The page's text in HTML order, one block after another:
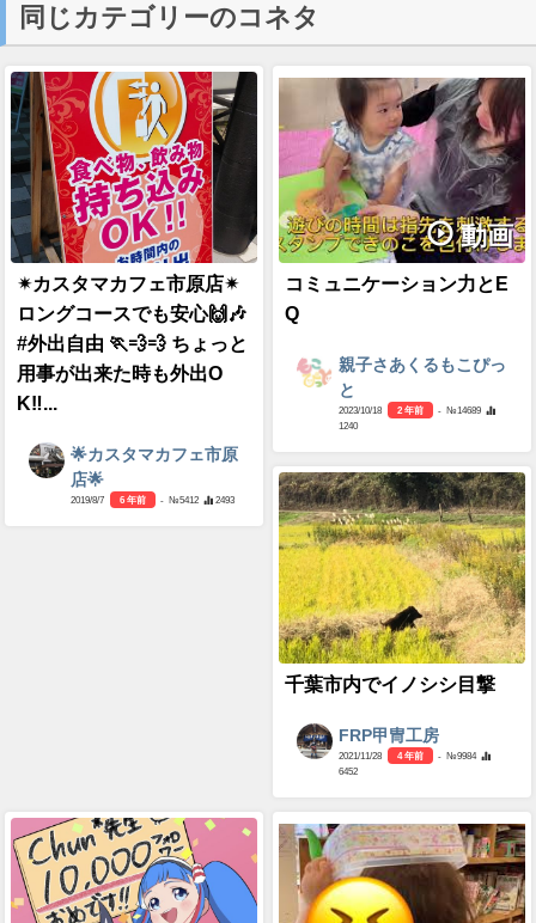
同じカテゴリーのコネタ
✴カスタマカフェ市原店✴
ロングコースでも安心🙌🎶
#外出自由 🏃💨💨 ちょっと
用事が出来た時も外出O
K‼...
🌟カスタマカフェ市原
店🌟
2019/8/7 6 年前 - №5412 2493
動画
コミュニケーション力とE
Q
親子さあくるもこぴっ
と
2023/10/18 2 年前
- №14689
1240
千葉市内でイノシシ目撃
FRP甲冑工房
2021/11/28 4 年前
- №9984
6452